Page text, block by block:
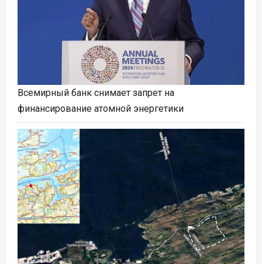
Всемирный банк снимает запрет на
финансирование атомной энергетики